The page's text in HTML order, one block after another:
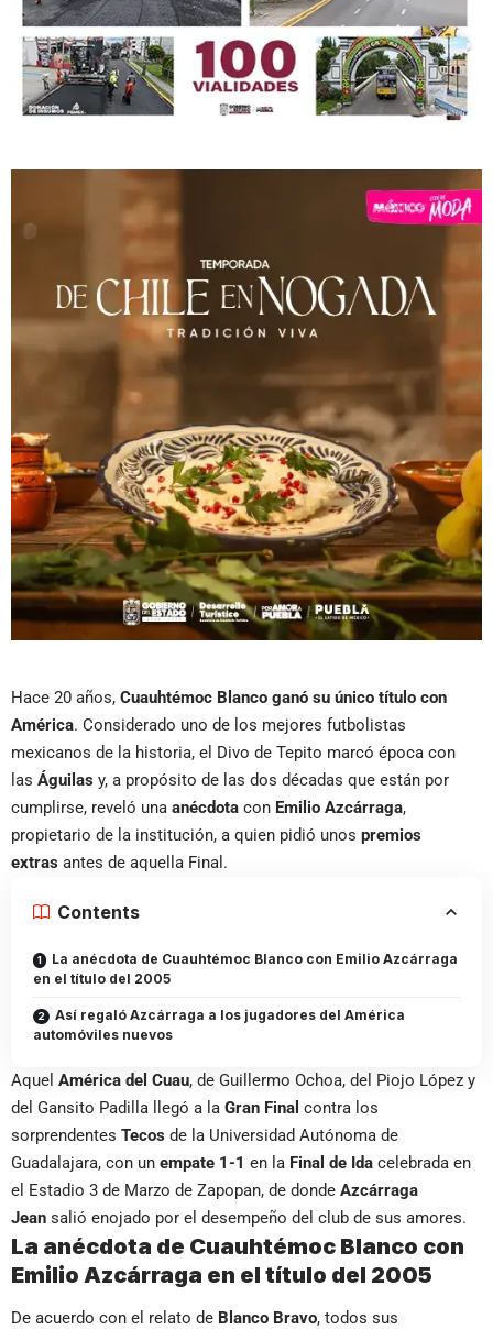
Hace 20 años, Cuauhtémoc Blanco ganó su único título con
América. Considerado uno de los mejores futbolistas
mexicanos de la historia, el Divo de Tepito marcó época con
las Águilas y, a propósito de las dos décadas que están por
cumplirse, reveló una anécdota con Emilio Azcárraga,
propietario de la institución, a quien pidió unos premios
extras antes de aquella Final.
Contents
La anécdota de Cuauhtémoc Blanco con Emilio Azcárraga
en el título del 2005
Así regaló Azcárraga a los jugadores del América
automóviles nuevos
Aquel América del Cuau, de Guillermo Ochoa, del Piojo López y
del Gansito Padilla llegó a la Gran Final contra los
sorprendentes Tecos de la Universidad Autónoma de
Guadalajara, con un empate 1-1 en la Final de Ida celebrada en
el Estadio 3 de Marzo de Zapopan, de donde Azcárraga
Jean salió enojado por el desempeño del club de sus amores.
La anécdota de Cuauhtémoc Blanco con
Emilio Azcárraga en el título del 2005
De acuerdo con el relato de Blanco Bravo, todos sus